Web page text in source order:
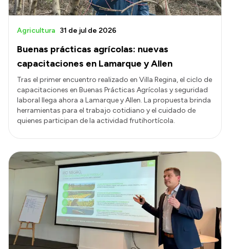
Buenas prácticas agrícolas: nuevas
capacitaciones en Lamarque y Allen
Agricultura 31 de jul de 2026
Tras el primer encuentro realizado en Villa Regina, el ciclo de
capacitaciones en Buenas Prácticas Agrícolas y seguridad
laboral llega ahora a Lamarque y Allen. La propuesta brinda
herramientas para el trabajo cotidiano y el cuidado de
quienes participan de la actividad frutihortícola.